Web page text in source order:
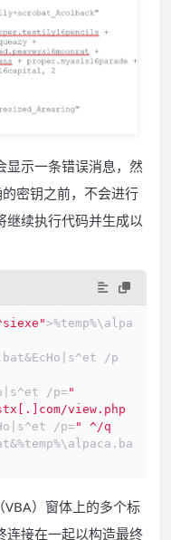
显示一条错误消息，然
密钥之前，不会进行
继续执行代码并生成以
>%temp%\alpa
/p
/p="
view.php
/p=" ^/q
）窗体上的多个标
连接在一起以构造最终